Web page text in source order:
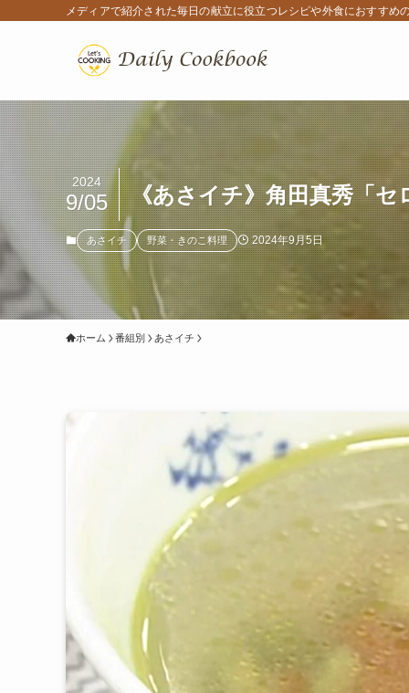
メディアで紹介された毎日の献立に役立つレシピや外食におすすめ
《あさイチ》角田真秀「セ
2024
9/05
あさイチ 野菜・きのこ料理 2024年9月5日
ホーム 番組別 あさイチ